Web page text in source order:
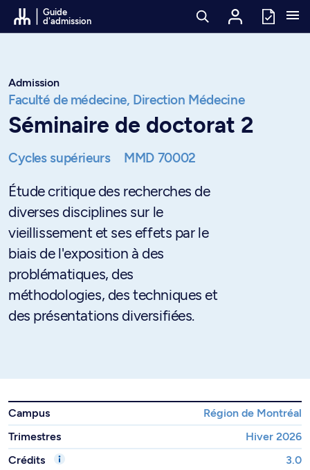
Passer au contenu
Guide
d'admission
Admission
Faculté de médecine, Direction Médecine
Séminaire de doctorat 2
Cycles supérieurs MMD 70002
Étude critique des recherches de
diverses disciplines sur le
vieillissement et ses effets par le
biais de l'exposition à des
problématiques, des
méthodologies, des techniques et
des présentations diversifiées.
Campus
Région de Montréal
Trimestres
Hiver 2026
Crédits
3.0